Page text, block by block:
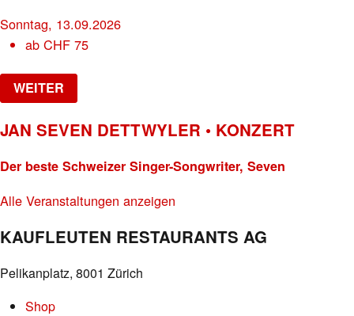
Sonntag, 13.09.2026
abCHF 75
WEITER
JAN SEVEN DETTWYLER • KONZERT
Der beste Schweizer Singer-Songwriter, Seven
Alle Veranstaltungen anzeigen
KAUFLEUTEN RESTAURANTS AG
Pelikanplatz, 8001 Zürich
Shop